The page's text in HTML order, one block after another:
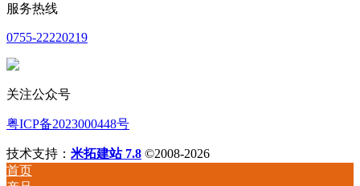
服务热线
0755-22220219
关注公众号
粤ICP备2023000448号
技术支持： 米拓建站 7.8 ©2008-2026
首页